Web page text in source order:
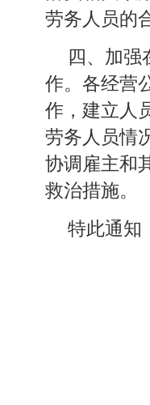
劳务人员的
四、加强
作。各经营
作，建立人
劳务人员情
协调雇主和
救治措施。
特此通知